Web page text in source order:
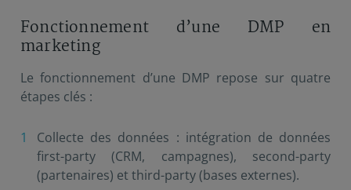
Fonctionnement d’une DMP en
marketing
Le fonctionnement d’une DMP repose sur quatre
étapes clés :
Collecte des données : intégration de données
first-party (CRM, campagnes), second-party
(partenaires) et third-party (bases externes).